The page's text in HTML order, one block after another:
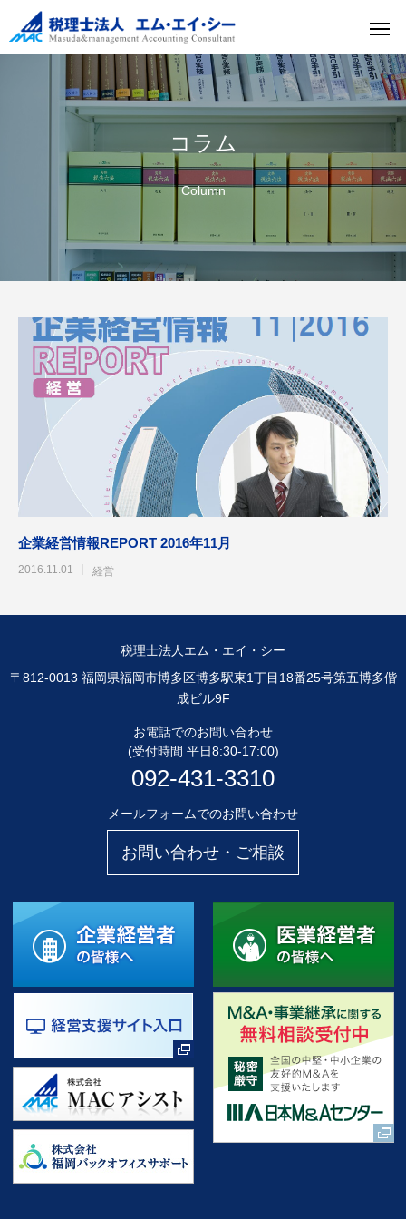
コラム
Column
企業経営情報REPORT 2016年11月
2016.11.01 経営
税理士法人エム・エイ・シー
〒812-0013 福岡県福岡市博多区博多駅東1丁目18番25号第五博多偕
成ビル9F
お電話でのお問い合わせ
(受付時間 平日8:30-17:00)
092-431-3310
メールフォームでのお問い合わせ
お問い合わせ・ご相談